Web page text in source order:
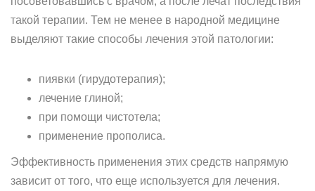
такой терапии. Тем не менее в народной медицине
выделяют такие способы лечения этой патологии:
пиявки (гирудотерапия);
лечение глиной;
при помощи чистотела;
применение прополиса.
Эффективность применения этих средств напрямую
зависит от того, что еще используется для лечения.